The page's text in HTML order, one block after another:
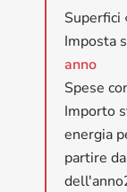
Superfici
Imposta
anno
Spese
Importo
energia
partire